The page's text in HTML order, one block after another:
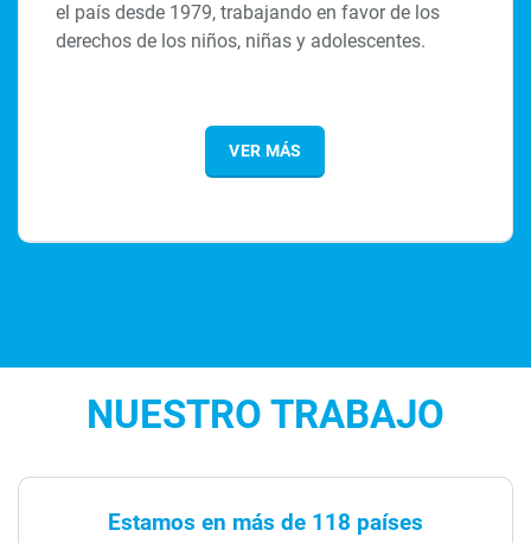
el país desde 1979, trabajando en favor de los
derechos de los niños, niñas y adolescentes.
VER MÁS
NUESTRO TRABAJO
Estamos en más de 118 países